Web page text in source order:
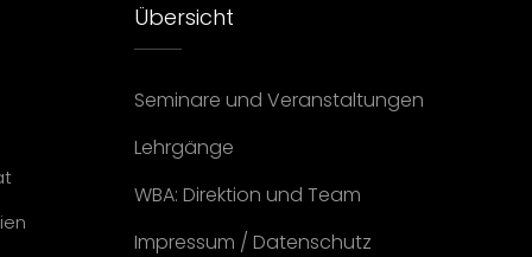
Übersicht
Seminare und Veranstaltungen
Lehrgänge
WBA: Direktion und Team
Impressum / Datenschutz